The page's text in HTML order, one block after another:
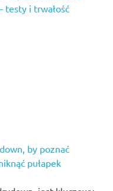
testy i trwałość
by poznać
pułapek